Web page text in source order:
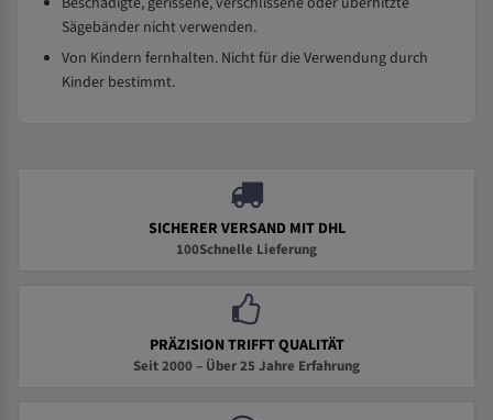
Sägebänder nicht verwenden.
Von Kindern fernhalten. Nicht für die Verwendung durch
Kinder bestimmt.
SICHERER VERSAND MIT DHL
100Schnelle Lieferung
PRÄZISION TRIFFT QUALITÄT
Seit 2000 – Über 25 Jahre Erfahrung